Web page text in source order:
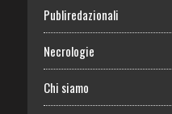
Publiredazionali
Necrologie
Chi siamo